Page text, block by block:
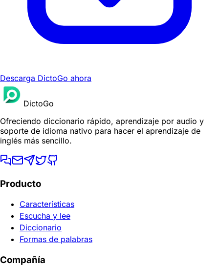
Descarga DictoGo ahora
DictoGo
Ofreciendo diccionario rápido, aprendizaje por audio y
soporte de idioma nativo para hacer el aprendizaje de
inglés más sencillo.
Producto
Características
Escucha y lee
Diccionario
Formas de palabras
Compañía